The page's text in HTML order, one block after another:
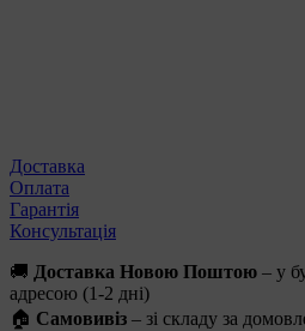
Доставка
Оплата
Гарантія
Консультація
🚚 Доставка Новою Поштою – у
адресою (1-2 дні)
🏠 Самовивіз – зі складу за